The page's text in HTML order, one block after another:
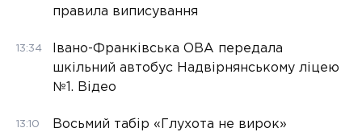
правила виписування
13:34
Івано-Франківська ОВА передала
шкільний автобус Надвірнянському ліцею
№1. Відео
13:10
Восьмий табір «Глухота не вирок»